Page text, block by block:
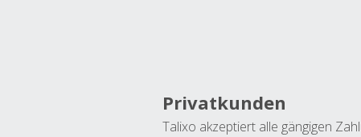
Privatkunden
Talixo akzeptiert alle gängigen